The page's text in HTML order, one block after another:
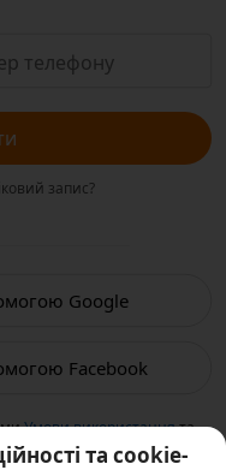
запис?
Google
Facebook
Умови використаннята
конфіденційності
та cookie-